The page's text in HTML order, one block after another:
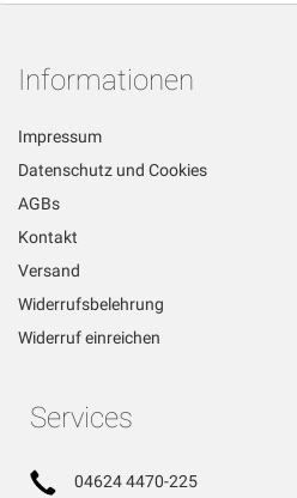
Informationen
Impressum
Datenschutz und Cookies
AGBs
Kontakt
Versand
Widerrufsbelehrung
Widerruf einreichen
Services
04624 4470-225